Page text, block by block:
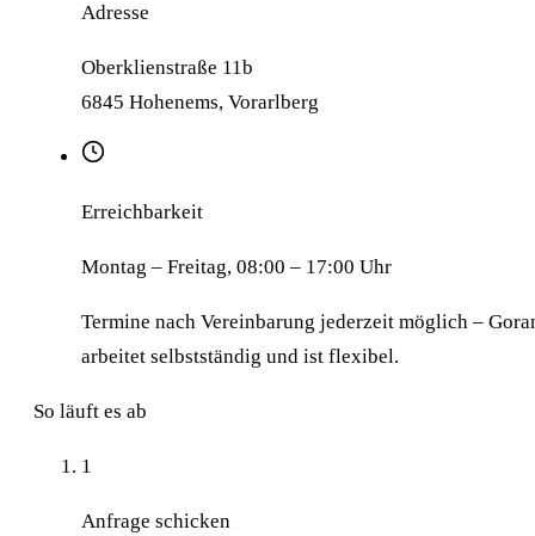
Adresse
Oberklienstraße 11b
6845 Hohenems, Vorarlberg
Erreichbarkeit
Montag – Freitag, 08:00 – 17:00 Uhr
Termine nach Vereinbarung jederzeit möglich –
arbeitet selbstständig und ist flexibel.
So läuft es ab
1
Anfrage schicken